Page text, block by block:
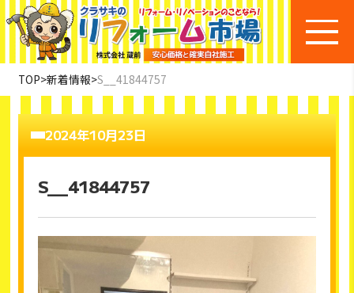
TOP>新着情報>S__41844757
2024年10月23日
S__41844757